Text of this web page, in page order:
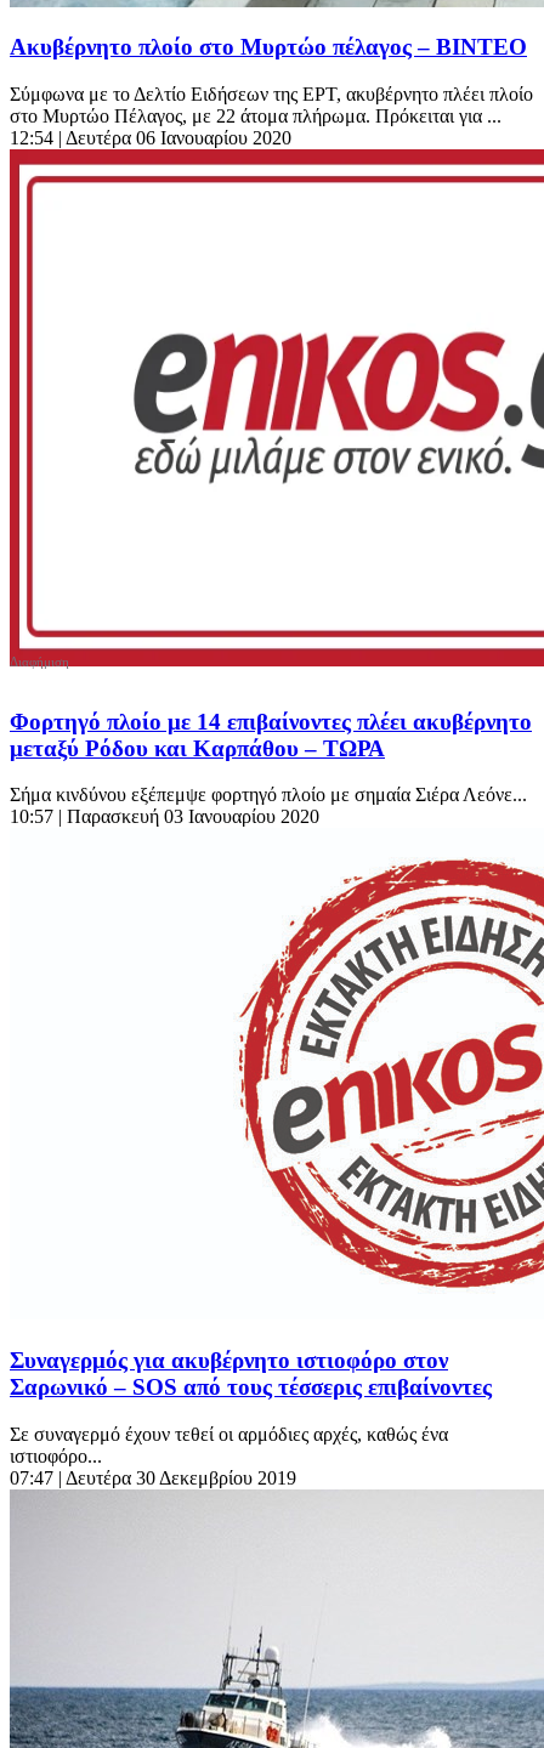
Ακυβέρνητο πλοίο στο Μυρτώο πέλαγος – ΒΙΝΤΕΟ
Σύμφωνα με το Δελτίο Ειδήσεων της ΕΡΤ, ακυβέρνητο πλέει πλοίο
στο Μυρτώο Πέλαγος, με 22 άτομα πλήρωμα. Πρόκειται για ...
12:54 | Δευτέρα 06 Ιανουαρίου 2020
Φορτηγό πλοίο με 14 επιβαίνοντες πλέει ακυβέρνητο
μεταξύ Ρόδου και Καρπάθου – ΤΩΡΑ
Σήμα κινδύνου εξέπεμψε φορτηγό πλοίο με σημαία Σιέρα Λεόνε...
10:57 | Παρασκευή 03 Ιανουαρίου 2020
Συναγερμός για ακυβέρνητο ιστιοφόρο στον
Σαρωνικό – SOS από τους τέσσερις επιβαίνοντες
Σε συναγερμό έχουν τεθεί οι αρμόδιες αρχές, καθώς ένα
ιστιοφόρο...
07:47 | Δευτέρα 30 Δεκεμβρίου 2019